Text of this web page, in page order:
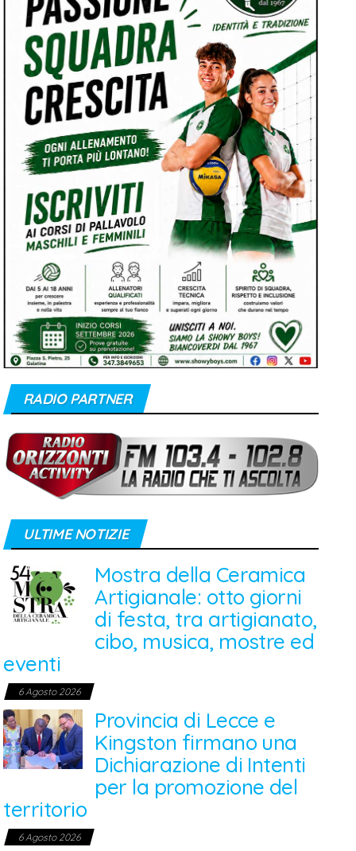
RADIO PARTNER
ULTIME NOTIZIE
Mostra della Ceramica
Artigianale: otto giorni
di festa, tra artigianato,
cibo, musica, mostre ed
eventi
6 Agosto 2026
Provincia di Lecce e
Kingston firmano una
Dichiarazione di Intenti
per la promozione del
territorio
6 Agosto 2026